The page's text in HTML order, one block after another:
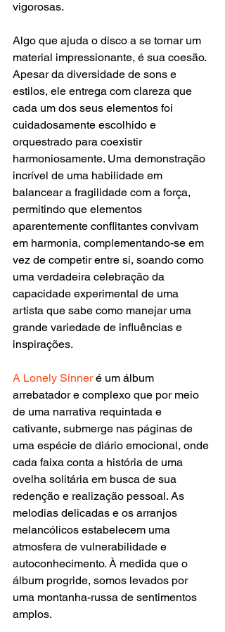
vigorosas.
Algo que ajuda o disco a se tornar um
material impressionante, é sua coesão.
Apesar da diversidade de sons e
estilos, ele entrega com clareza que
cada um dos seus elementos foi
cuidadosamente escolhido e
orquestrado para coexistir
harmoniosamente. Uma demonstração
incrível de uma habilidade em
balancear a fragilidade com a força,
permitindo que elementos
aparentemente conflitantes convivam
em harmonia, complementando-se em
vez de competir entre si, soando como
uma verdadeira celebração da
capacidade experimental de uma
artista que sabe como manejar uma
grande variedade de influências e
inspirações.
A Lonely Sinner é um álbum
arrebatador e complexo que por meio
de uma narrativa requintada e
cativante, submerge nas páginas de
uma espécie de diário emocional, onde
cada faixa conta a história de uma
ovelha solitária em busca de sua
redenção e realização pessoal. As
melodias delicadas e os arranjos
melancólicos estabelecem uma
atmosfera de vulnerabilidade e
autoconhecimento. À medida que o
álbum progride, somos levados por
uma montanha-russa de sentimentos
amplos.